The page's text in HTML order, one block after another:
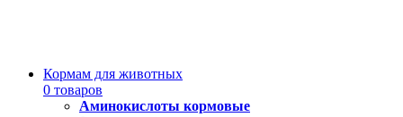
Кормам для животных
0 товаров
Аминокислоты кормовые